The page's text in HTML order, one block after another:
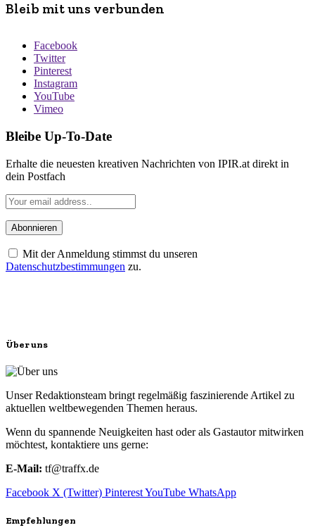
Bleib mit uns verbunden
Facebook
Twitter
Pinterest
Instagram
YouTube
Vimeo
Bleibe Up-To-Date
Erhalte die neuesten kreativen Nachrichten von IPIR.at direkt in
dein Postfach
Mit der Anmeldung stimmst du unseren
Datenschutzbestimmungen zu.
Über uns
Unser Redaktionsteam bringt regelmäßig faszinierende Artikel zu
aktuellen weltbewegenden Themen heraus.
Wenn du spannende Neuigkeiten hast oder als Gastautor mitwirken
möchtest, kontaktiere uns gerne:
E-Mail: tf@traffx.de
Facebook X (Twitter) PinterestYouTube WhatsApp
Empfehlungen